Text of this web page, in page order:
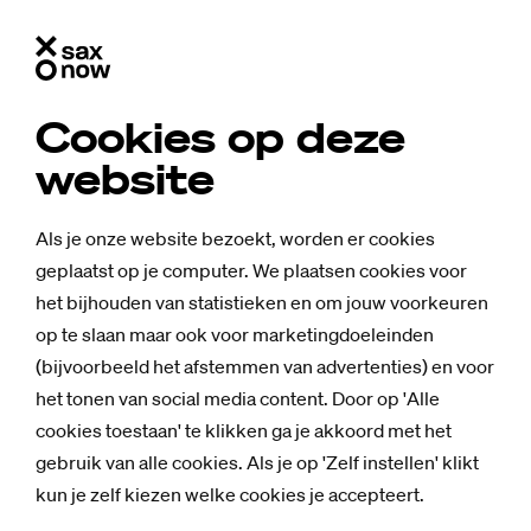
Cookies op deze
website
Als je onze website bezoekt, worden er cookies
geplaatst op je computer. We plaatsen cookies voor
het bijhouden van statistieken en om jouw voorkeuren
op te slaan maar ook voor marketingdoeleinden
(bijvoorbeeld het afstemmen van advertenties) en voor
het tonen van social media content. Door op 'Alle
cookies toestaan' te klikken ga je akkoord met het
gebruik van alle cookies. Als je op 'Zelf instellen' klikt
kun je zelf kiezen welke cookies je accepteert.
Nieuws
On­der­wijs­mi­nis­